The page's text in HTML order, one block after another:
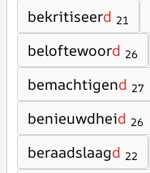
bekritiseerd 21
beloftewoord 26
bemachtigend 27
benieuwdheid 26
beraadslaagd 22